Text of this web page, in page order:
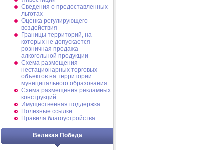
Сведения о предоставленных
льготах
Оценка регулирующего
воздействия
Границы территорий, на
которых не допускается
розничная продажа
алкогольной продукции
Схема размещения
нестационарных торговых
объектов на территории
муниципального образования
Схема размещения рекламных
конструкций
Имущественная поддержка
Полезные ссылки
Правила благоустройства
Великая Победа